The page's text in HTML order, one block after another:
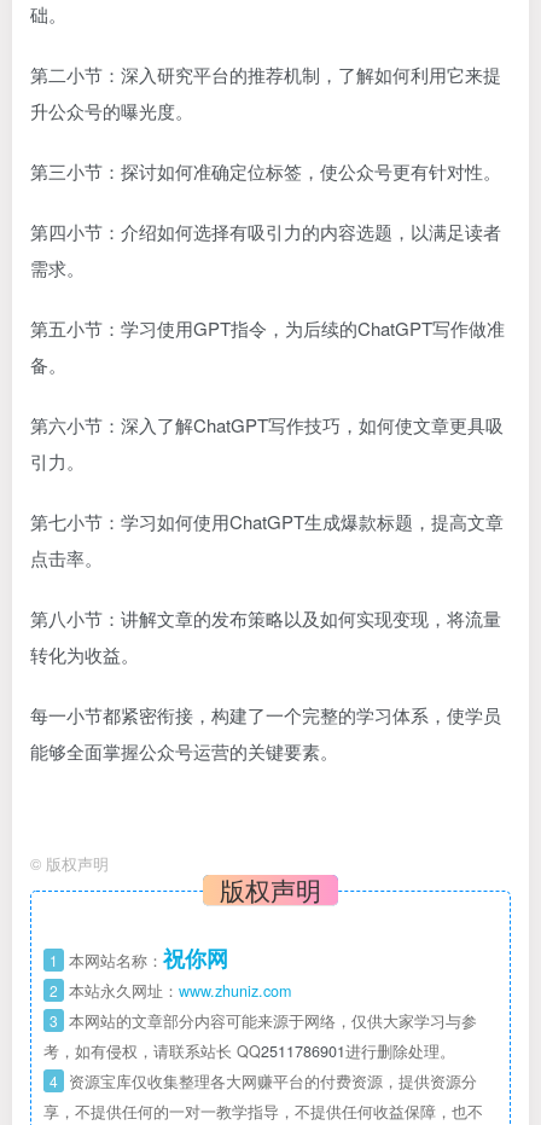
础。
第二小节：深入研究平台的推荐机制，了解如何利用它来提
升公众号的曝光度。
第三小节：探讨如何准确定位标签，使公众号更有针对性。
第四小节：介绍如何选择有吸引力的内容选题，以满足读者
需求。
第五小节：学习使用GPT指令，为后续的ChatGPT写作做准
备。
第六小节：深入了解ChatGPT写作技巧，如何使文章更具吸
引力。
第七小节：学习如何使用ChatGPT生成爆款标题，提高文章
点击率。
第八小节：讲解文章的发布策略以及如何实现变现，将流量
转化为收益。
每一小节都紧密衔接，构建了一个完整的学习体系，使学员
能够全面掌握公众号运营的关键要素。
© 版权声明
版权声明
1 本网站名称： 祝你网
2 本站永久网址： www.zhuniz.com
3 本网站的文章部分内容可能来源于网络，仅供大家学习与参
考，如有侵权，请联系站长 QQ2511786901进行删除处理。
4 资源宝库仅收集整理各大网赚平台的付费资源，提供资源分
享，不提供任何的一对一教学指导，不提供任何收益保障，也不